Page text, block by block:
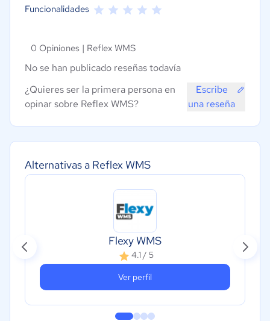
Alternativas a Reflex WMS
Flexy WMS
4.1 / 5
Ver perfil
Funcionalidades
0 Opiniones | Reflex WMS
No se han publicado reseñas todavía
¿Quieres ser la primera persona en
opinar sobre Reflex WMS?
Escribe
una reseña